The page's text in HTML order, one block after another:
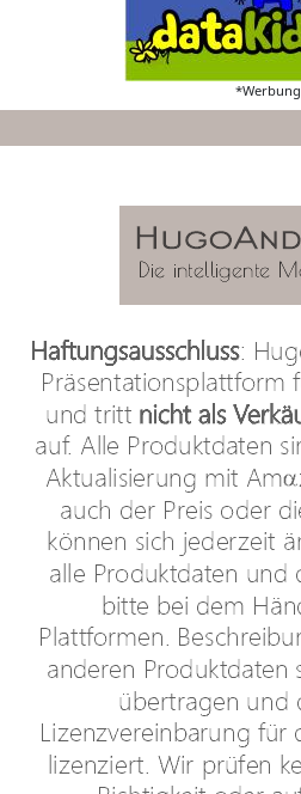
*Werbung